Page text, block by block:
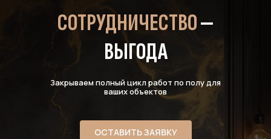
СОТРУДНИЧЕСТВО—
ВЫГОДА
Закрываем полный цикл работ по полу для
ваших объектов
ОСТАВИТЬ ЗАЯВКУ